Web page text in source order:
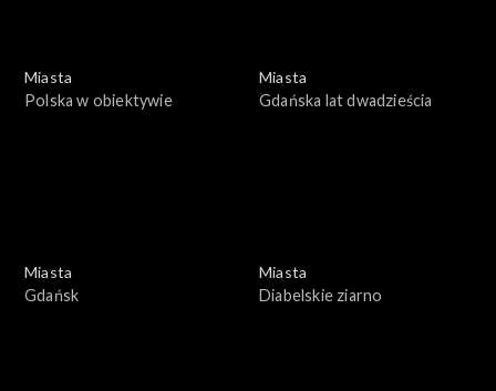
Miasta
Polska w obiektywie
Miasta
Gdańska lat dwadzieścia
Miasta
Gdańsk
Miasta
Diabelskie ziarno